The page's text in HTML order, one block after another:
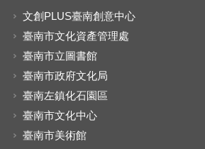
文創PLUS臺南創意中心
臺南市文化資產管理處
臺南市立圖書館
臺南市政府文化局
臺南左鎮化石園區
臺南市文化中心
臺南市美術館